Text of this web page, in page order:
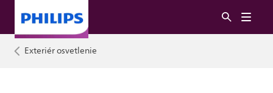
Exteriér osvetlenie